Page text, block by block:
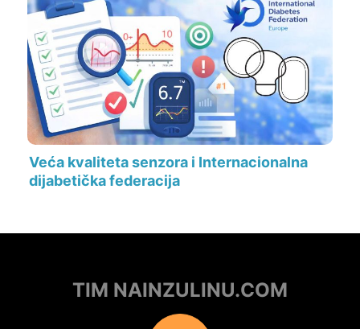
Veća kvaliteta senzora i Internacionalna
dijabetička federacija
TIM NAINZULINU.COM